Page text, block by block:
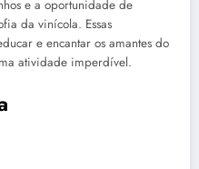
e a oportunidade de
da vinícola. Essas
e encantar os amantes do
atividade imperdível.